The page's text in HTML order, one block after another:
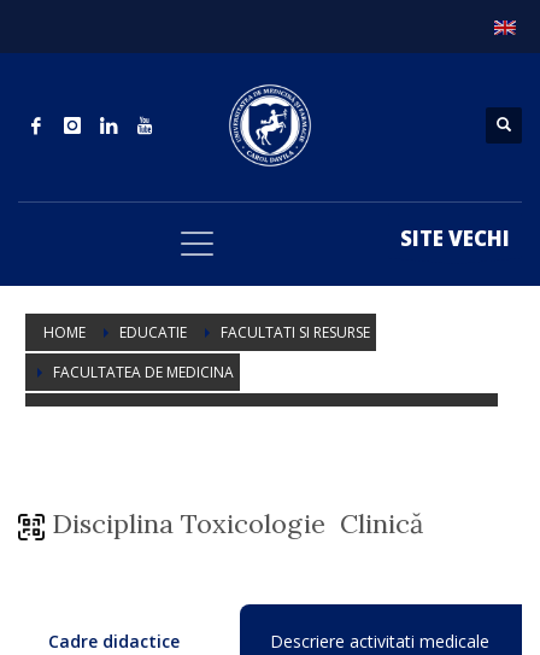
SITE VECHI
HOME EDUCATIE
FACULTATI SI RESURSE
FACULTATEA DE MEDICINA
FACULTATEA DE MEDICINA – DEPARTAMENT 14 – ORTOPEDIE, ATI
Disciplina Toxicologie Clinică
Cadre didactice Descriere activitati medicale